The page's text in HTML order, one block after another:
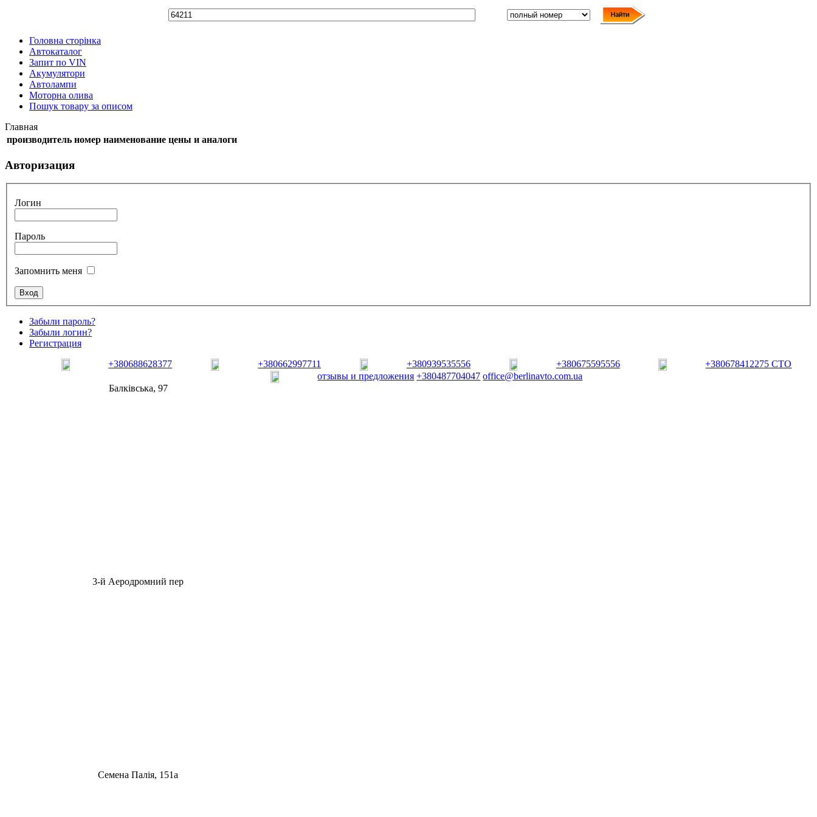
Головна сторінка
Автокаталог
Запит по VIN
Акумулятори
Автолампи
Моторна олива
Пошук товару за описом
Главная
производитель номер наименование цены и аналоги
Авторизация
Логин
Пароль
Запомнить меня
Забыли пароль?
Забыли логин?
Регистрация
+380688628377
+380662997711 +380939535556 +380675595556
+380678412275 СТО
отзывы и предложения +380487704047 office@berlinavto.com.ua
Балківська, 97
3-й Аеродромний пер
Семена Палія, 151а